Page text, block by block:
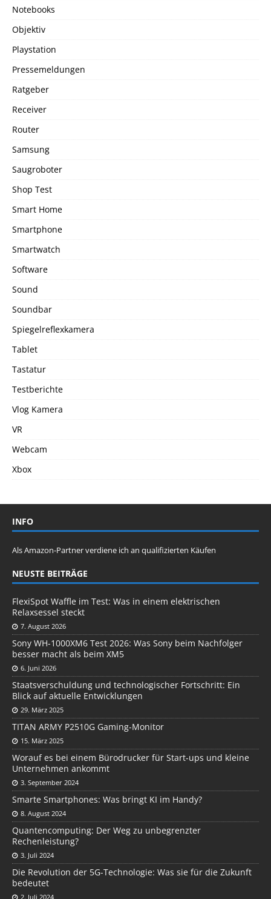
Notebooks
Objektiv
Playstation
Pressemeldungen
Ratgeber
Receiver
Router
Samsung
Saugroboter
Shop Test
Smart Home
Smartphone
Smartwatch
Software
Sound
Soundbar
Spiegelreflexkamera
Tablet
Tastatur
Testberichte
Vlog Kamera
VR
Webcam
Xbox
INFO
Als Amazon-Partner verdiene ich an qualifizierten Käufen
NEUSTE BEITRÄGE
FlexiSpot Waffle im Test: Was in einem elektrischen
Relaxsessel steckt
7. August 2026
Sony WH-1000XM6 Test 2026: Was Sony beim Nachfolger
besser macht als beim XM5
6. Juni 2026
Staatsverschuldung und technologischer Fortschritt: Ein
Blick auf aktuelle Entwicklungen
29. März 2025
TITAN ARMY P2510G Gaming-Monitor
15. März 2025
Worauf es bei einem Bürodrucker für Start-ups und kleine
Unternehmen ankommt
3. September 2024
Smarte Smartphones: Was bringt KI im Handy?
8. August 2024
Quantencomputing: Der Weg zu unbegrenzter
Rechenleistung?
3. Juli 2024
Die Revolution der 5G-Technologie: Was sie für die Zukunft
bedeutet
2. Juli 2024